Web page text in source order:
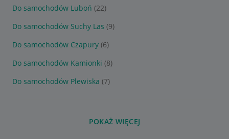
Do samochodów Luboń (22)
Do samochodów Suchy Las (9)
Do samochodów Czapury (6)
Do samochodów Kamionki (8)
Do samochodów Plewiska (7)
POKAŻ WIĘCEJ